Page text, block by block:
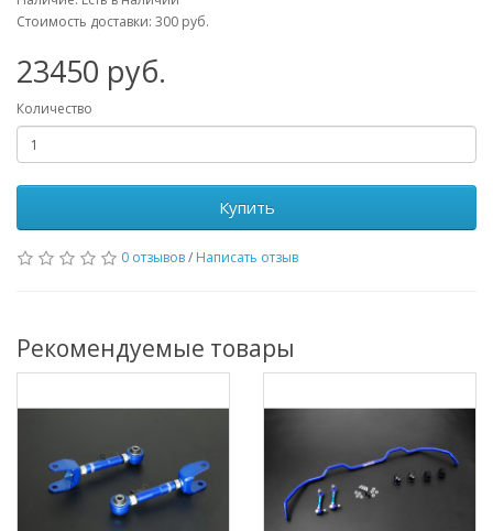
Стоимость доставки: 300 руб.
23450 руб.
Количество
Купить
0 отзывов/ Написать отзыв
Рекомендуемые товары